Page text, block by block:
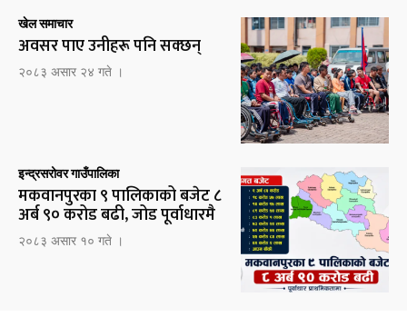
खेल समाचार
अवसर पाए उनीहरू पनि सक्छन्
२०८३ असार २४ गते ।
इन्द्रसरोवर गाउँपालिका
मकवानपुरका ९ पालिकाको बजेट ८
अर्ब ९० करोड बढी, जोड पूर्वाधारमै
२०८३ असार १० गते ।